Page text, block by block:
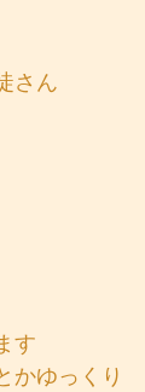
さん
す
かゆっくり